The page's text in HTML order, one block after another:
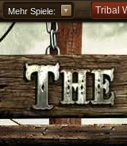
Mehr Spiele: Tribal
Forge